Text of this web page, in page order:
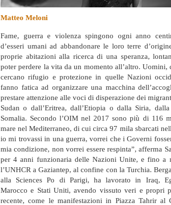
Matteo Meloni
Fame, guerra e violenza spingono ogni anno
d’esseri umani ad abbandonare le loro terre
proprie abitazioni alla ricerca di una speranza,
poter perdere la vita da un momento all’altro.Uomini,
cercano rifugio e protezione in quelle Nazioni
fanno fatica ad organizzare una macchina
prestare attenzione alle voci di disperazione dei
Sudan o dall’Eritrea, dall’Etiopia o dalla Siria,
Somalia. Secondo l’OIM nel 2017 sono più di 116
mare nel Mediterraneo, di cui circa 97 mila sbarcati
io mi trovassi in una guerra, vorrei che i Governi
mia condizione, non vorrei essere respinta”, afferma
per 4 anni funzionaria delle Nazioni Unite, e fino a
l’UNHCR a Gaziantep, al confine con la Turchia.
alla Sciences Po di Parigi, ha lavorato in Iraq,
Marocco e Stati Uniti, avendo vissuto veri e propri
recente, come le manifestazioni in Piazza Tahrir al